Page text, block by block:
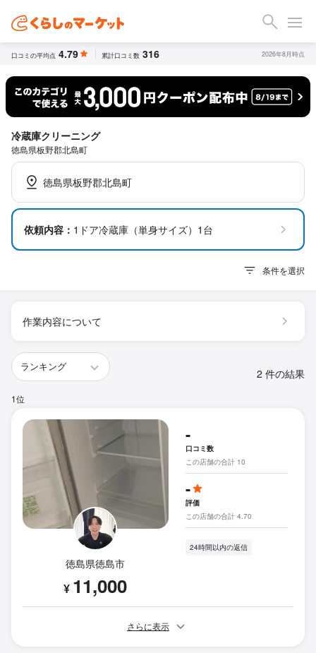
口コミの平均点 4.79 累計口コミ数 316 2026年8月時点
冷蔵庫クリーニング
徳島県板野郡北島町
徳島県板野郡北島町
依頼内容： 1ドア冷蔵庫（単身サイズ）1台
条件を選択
作業内容について
2 件の結果
1位
徳島県徳島市
¥ 11,000
-
口コミ数
この店舗の合計 10
-
評価
この店舗の合計 4.70
24時間以内の返信
さらに表示